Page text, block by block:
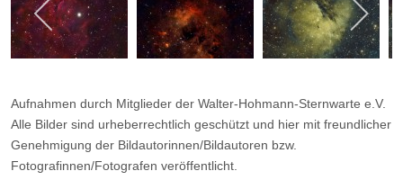
Aufnahmen durch Mitglieder der Walter-Hohmann-Sternwarte e.V.
Alle Bilder sind urheberrechtlich geschützt und hier mit freundlicher
Genehmigung der Bildautorinnen/Bildautoren bzw.
Fotografinnen/Fotografen veröffentlicht.